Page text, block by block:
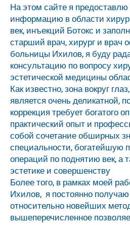
врач офтальмолог,
операциям век и
На этом сайте я
информацию в области
век, инъекций Ботокс и
старший врач, хирург и врач
больницы Ихилов, я буду
консультацию по вопросу
эстетической медицины
Как известно, зона вокруг
является очень деликатной,
коррекция требует богатого
практический опыт и
собой сочетание обширных
специальности, богатейшую
операций по поднятию век, а
эстетике и совершенству
Более того, в рамках моей
Ихилов, я постоянно
относительно новейших
вышеперечисленное